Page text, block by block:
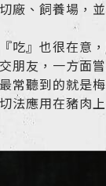
廠、飼養場，
吃』也很在
朋友，一方面
常聽到的就是
法應用在豬